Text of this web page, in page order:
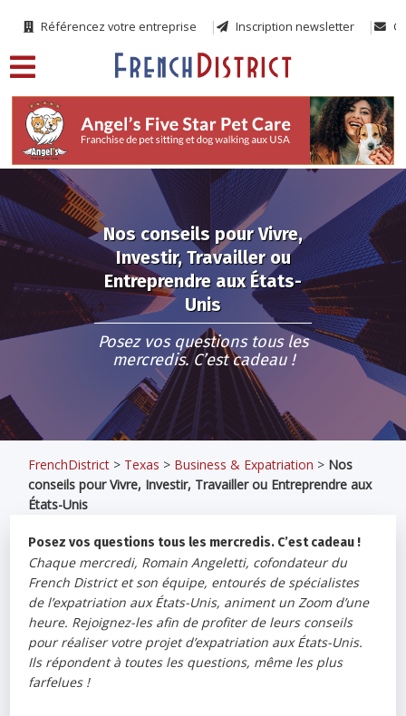
Référencez votre entreprise Inscription newsletter
Nos conseils pour Vivre,
Investir, Travailler ou
Entreprendre aux États-
Unis
Posez vos questions tous les
mercredis. C’est cadeau !
FrenchDistrict > Texas > Business & Expatriation > Nos
conseils pour Vivre, Investir, Travailler ou Entreprendre aux
États-Unis
Posez vos questions tous les mercredis. C’est cadeau !
Chaque mercredi, Romain Angeletti, cofondateur du
French District et son équipe, entourés de spécialistes
de l’expatriation aux États-Unis, animent un Zoom d’une
heure. Rejoignez-les afin de profiter de leurs conseils
pour réaliser votre projet d’expatriation aux États-Unis.
Ils répondent à toutes les questions, même les plus
farfelues !